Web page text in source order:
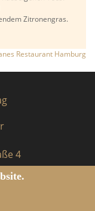
Zitronengras.
Restaurant Hamburg
4